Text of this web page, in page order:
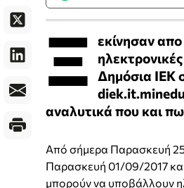
Ξ εκίνησαν
Δημόσια ΙΕΚ
αναλυτικά που και
Από σήμερα Παρασκευή
Παρασκευή 01/09/2017
μπορούν να υποβάλλουν